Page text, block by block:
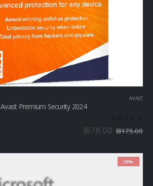
AVAST
Avast Premium Security 2024 - רישיון שנתי למחשב אחד
₪175.00
₪78.00
-28%